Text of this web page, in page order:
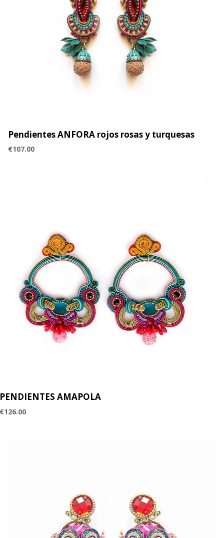
Pendientes ANFORA rojos rosas y turquesas
€107.00
PENDIENTES AMAPOLA
€126.00